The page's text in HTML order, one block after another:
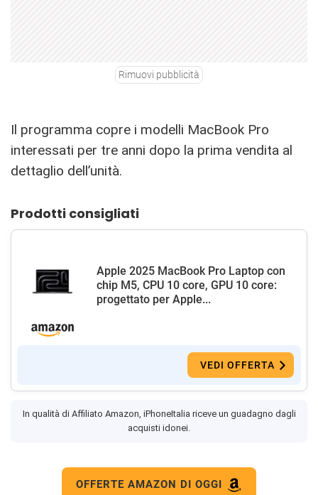
Rimuovi pubblicità
Il programma copre i modelli MacBook Pro
interessati per tre anni dopo la prima vendita al
dettaglio dell’unità.
Prodotti consigliati
Apple 2025 MacBook Pro Laptop con
chip M5, CPU 10 core, GPU 10 core:
progettato per Apple...
VEDI OFFERTA
In qualità di Affiliato Amazon, iPhoneItalia riceve un guadagno dagli
acquisti idonei.
OFFERTE AMAZON DI OGGI